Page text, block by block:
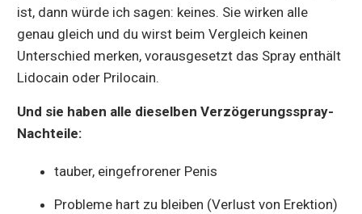
ist, dann würde ich sagen: keines. Sie wirken alle
genau gleich und du wirst beim Vergleich keinen
Unterschied merken, vorausgesetzt das Spray enthält
Lidocain oder Prilocain.
Und sie haben alle dieselben Verzögerungsspray-
Nachteile:
tauber, eingefrorener Penis
Probleme hart zu bleiben (Verlust von Erektion)